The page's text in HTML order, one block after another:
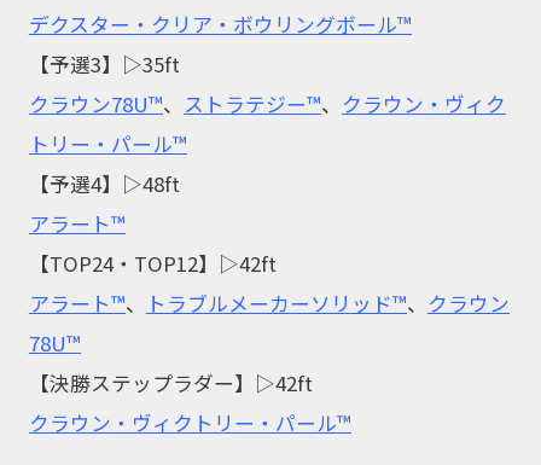
デクスター・クリア・ボウリングボール™
【予選3】▷35ft
クラウン78U™、 ストラテジー™、 クラウン・ヴィク
トリー・パール™
【予選4】▷48ft
アラート™
【TOP24・TOP12】▷42ft
アラート™、 トラブルメーカーソリッド™、 クラウン
78U™
【決勝ステップラダー】▷42ft
クラウン・ヴィクトリー・パール™